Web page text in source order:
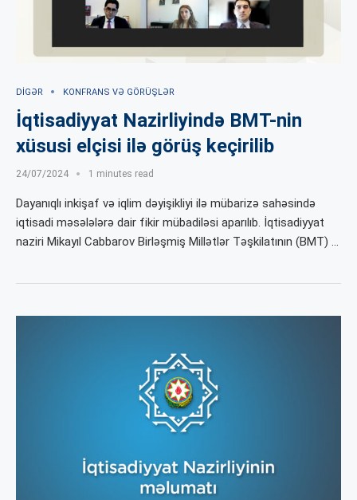
DIGƏR KONFRANS VƏ GÖRÜŞLƏR
İqtisadiyyat Nazirliyində BMT-nin
xüsusi elçisi ilə görüş keçirilib
24/07/2024 1 minutes read
Dayanıqlı inkişaf və iqlim dəyişikliyi ilə mübarizə sahəsində
iqtisadi məsələlərə dair fikir mübadiləsi aparılıb. İqtisadiyyat
naziri Mikayıl Cabbarov Birləşmiş Millətlər Təşkilatının (BMT) …